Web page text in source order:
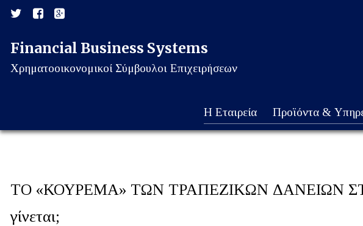
Financial Business Systems
Χρηματοοικονομικοί Σύμβουλοι Επιχειρήσεων
Η Εταιρεία Προϊόντα &
ΤΟ «ΚΟΥΡΕΜΑ» ΤΩΝ ΤΡΑΠΕΖΙΚΩΝ ΔΑΝΕΙΩΝ
γίνεται;